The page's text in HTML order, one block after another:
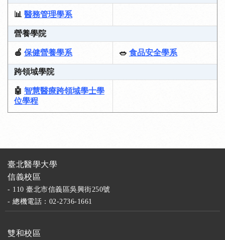
📊 醫務管理學系
營養學院
🍎 保健營養學系 🥗 食品安全學系
跨領域學院
🤖 智慧醫療跨領域學士學
位學程
臺北醫學大學
信義校區
- 110 臺北市信義區吳興街250號
- 總機電話：02-2736-1661
雙和校區